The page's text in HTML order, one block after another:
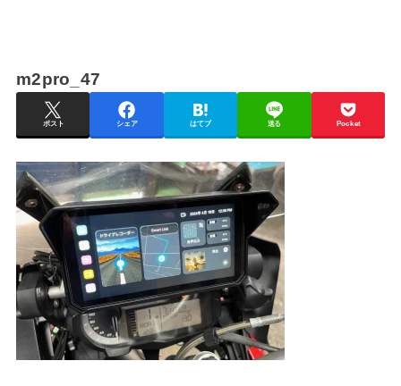
m2pro_47
ポスト シェア はてブ 送る Pocket